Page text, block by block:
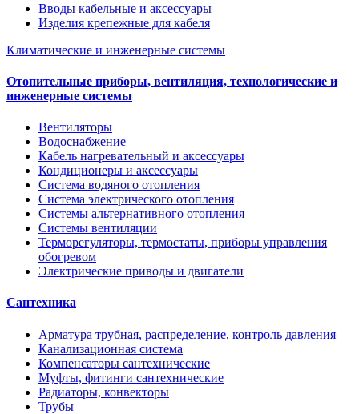
Вводы кабельные и аксессуары
Изделия крепежные для кабеля
Климатические и инженерные системы
Отопительные приборы, вентиляция, технологические и
инженерные системы
Вентиляторы
Водоснабжение
Кабель нагревательный и аксессуары
Кондиционеры и аксессуары
Система водяного отопления
Система электрического отопления
Системы альтернативного отопления
Системы вентиляции
Терморегуляторы, термостаты, приборы управления
обогревом
Электрические приводы и двигатели
Сантехника
Арматура трубная, распределение, контроль давления
Канализационная система
Компенсаторы сантехнические
Муфты, фитинги сантехнические
Радиаторы, конвекторы
Трубы